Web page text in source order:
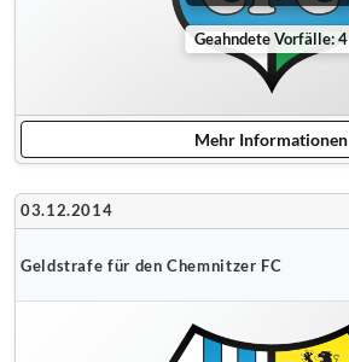
Geahndete Vorfälle: 4
Mehr Informationen
03.12.2014
Geldstrafe für den Chemnitzer FC